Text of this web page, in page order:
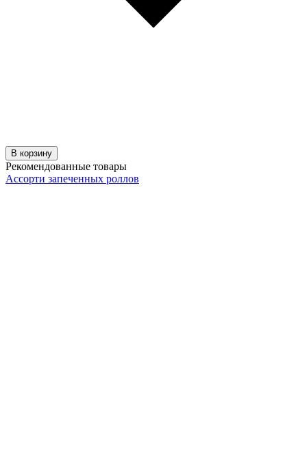
В корзину
Рекомендованные товары
Ассорти запеченных роллов